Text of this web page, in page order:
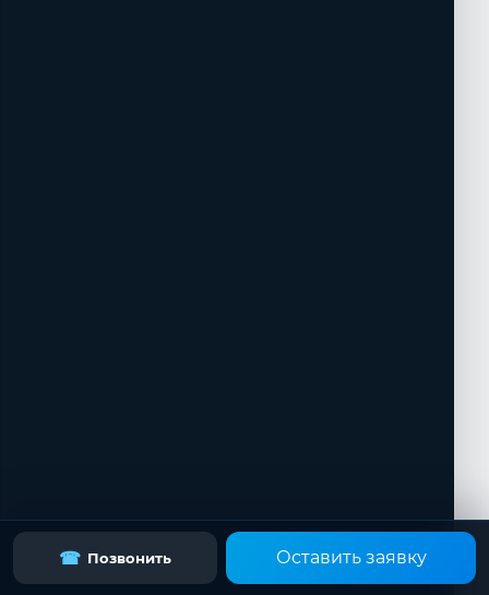
☎ Позвонить Оставить заявку